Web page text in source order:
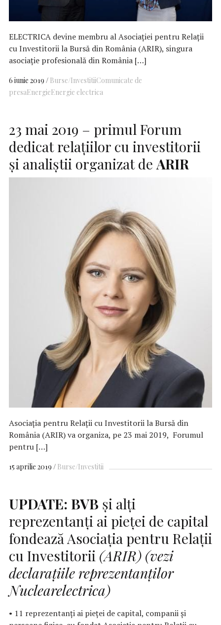
ELECTRICA devine membru al Asociației pentru Relații
cu Investitorii la Bursă din România (ARIR), singura
asociație profesională din România […]
6 iunie 2019 Burse/InvestitiiComunicate de
presaEnergieEnergie electrica
23 mai 2019 – primul Forum
dedicat relațiilor cu investitorii
și analiștii organizat de ARIR
Asociația pentru Relații cu Investitorii la Bursă din
România (ARIR) va organiza, pe 23 mai 2019, Forumul
pentru […]
15 aprilie 2019 Burse/Investitii
UPDATE: BVB şi alţi
reprezentanţi ai pieţei de capital
fondează Asociaţia pentru Relaţii
cu Investitorii (ARIR) (vezi
declaraţiile reprezentanţilor
Nuclearelectrica)
• 11 reprezentanți ai pieței de capital, companii și